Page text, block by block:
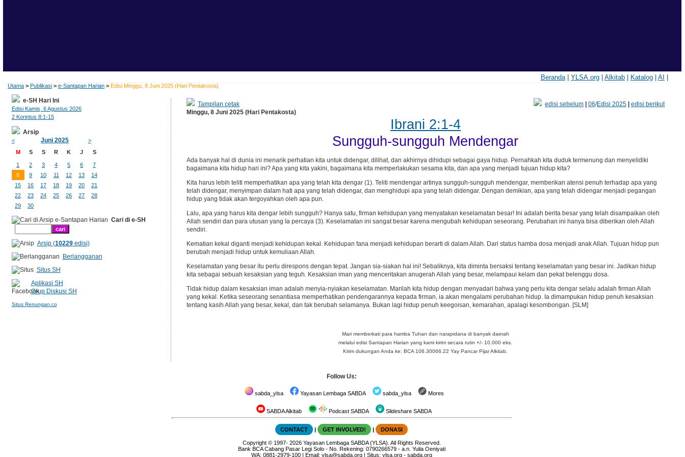
Beranda| YLSA.org| Alkitab| Katalog| AI
Utama > Publikasi > e-Santapan Harian > Edisi Minggu, 8 Juni 2025 (Hari Pentakosta)
Tampilan cetak edisi sebelum| 06/Edisi 2025| edisi berikut
Minggu, 8 Juni 2025 (Hari Pentakosta)
Ibrani 2:1-4
Sungguh-sungguh Mendengar
Ada banyak hal di dunia ini menarik perhatian kita untuk didengar, dilihat, dan akhirnya dihidupi sebagai gaya hidup. Pernahkah kita duduk termenung dan menyelidiki
bagaimana kita hidup hari ini? Apa yang kita yakini, bagaimana kita memperlakukan sesama kita, dan apa yang menjadi tujuan hidup kita?
Kita harus lebih teliti memperhatikan apa yang telah kita dengar (1). Teliti mendengar artinya sungguh-sungguh mendengar, memberikan atensi penuh terhadap apa yang
telah didengar, menyimpan dalam hati apa yang telah didengar, dan menghidupi apa yang telah didengar. Dengan demikian, apa yang telah didengar menjadi pegangan
hidup yang tidak akan tergoyahkan oleh apa pun.
Lalu, apa yang harus kita dengar lebih sungguh? Hanya satu, firman kehidupan yang menyatakan keselamatan besar! Ini adalah berita besar yang telah disampaikan oleh
Allah sendiri dan para utusan yang Ia percaya (3). Keselamatan ini sangat besar karena mengubah kehidupan seseorang. Perubahan ini hanya bisa diberikan oleh Allah
sendiri.
Kematian kekal diganti menjadi kehidupan kekal. Kehidupan fana menjadi kehidupan berarti di dalam Allah. Dari status hamba dosa menjadi anak Allah. Tujuan hidup pun
berubah menjadi hidup untuk kemuliaan Allah.
Keselamatan yang besar itu perlu direspons dengan tepat. Jangan sia-siakan hal ini! Sebaliknya, kita diminta bersaksi tentang keselamatan yang besar ini. Jadikan hidup
kita sebagai sebuah kesaksian yang teguh. Kesaksian iman yang menceritakan anugerah Allah yang besar, melampaui kelam dan pekat belenggu dosa.
Tidak hidup dalam kesaksian iman adalah menyia-nyiakan keselamatan. Marilah kita hidup dengan menyadari bahwa yang perlu kita dengar selalu adalah firman Allah
yang kekal. Ketika seseorang senantiasa memperhatikan pendengarannya kepada firman, ia akan mengalami perubahan hidup. Ia dimampukan hidup penuh kesaksian
tentang kasih Allah yang besar, kekal, dan tak berubah selamanya. Bukan lagi hidup penuh keegoisan, kemarahan, apalagi kesombongan. [SLM]
Mari memberkati para hamba Tuhan dan narapidana di banyak daerah
melalui edisi Santapan Harian yang kami kirim secara rutin +/- 10.000 eks.
Kirim dukungan Anda ke: BCA 106.30066.22 Yay Pancar Pijar Alkitab.
e-SH Hari Ini
Edisi Kamis, 6 Agustus 2026
2 Korintus 8:1-15
Arsip
< Juni 2025
>
M
S S R K J S
1 2 3 4 5 6
7
8
9 10 11 12 13
14
15
16 17 18 19 20
21
22
23 24 25 26 27
28
29
30
Cari di e-SH
Arsip (10229edisi)
Berlangganan
Situs SH
Aplikasi SH
Grup Diskusi SH
Situs Renungan.co
Follow Us:
sabda_ylsa Yayasan Lembaga SABDA sabda_ylsa Mores
SABDA Alkitab Podcast SABDA Slideshare SABDA
CONTACT | GET INVOLVED! | DONASI
Copyright© 1997- 2026 Yayasan Lembaga SABDA (YLSA). All Rights Reserved.
Bank BCA Cabang Pasar Legi Solo - No. Rekening: 0790266579 - a.n. Yulia Oeniyati
WA: 0881-2979-100| Email: ylsa@sabda.org| Situs: ylsa.org- sabda.org